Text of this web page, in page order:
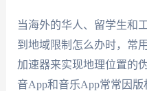
当海外的华人、留学生和
到地域限制怎么办时，常
加速器来实现地理位置的
音App和音乐App常常因